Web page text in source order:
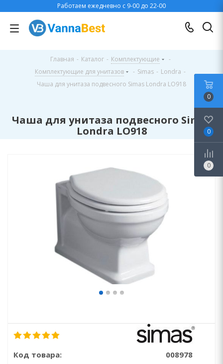
Работаем ежедневно с 9-00 до 22-00
Главная - Каталог - Комплектующие
-
Комплектующие для унитазов
- Simas - Londra -
Чаша для унитаза подвесного Simas Londra LO918
Чаша для унитаза подвесного Simas
Londra LO918
Код товара: 008978
0
0
0